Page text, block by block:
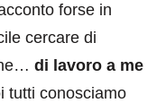
forse in
cercare di
di lavoro a me
tutti conosciamo